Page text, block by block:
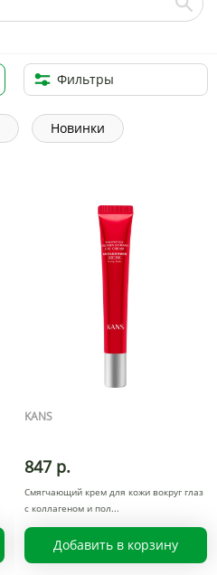
Фильтры
Новинки
KANS
847 р.
Смягчающий крем для кожи вокруг глаз
с коллагеном и пол
Добавить в корзину